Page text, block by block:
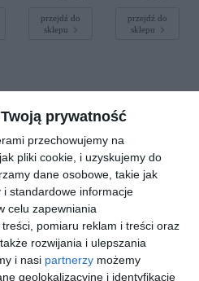
prywatność
przechowujemy na
pliki cookie, i uzyskujemy do
dane osobowe, takie jak
standardowe informacje
celu zapewniania
pomiaru reklam i treści oraz
rozwijania i ulepszania
i nasi partnerzy możemy
geolokalizacyjne i identyfikację
przejdź do
sklepu
przejdź do
sklepu
POLO
RALPH
LAUREN
0PH1175
51600
przejdź do
sklepu
ARMANI
EXCHANGE
0AX1068
6099
367
sklepu